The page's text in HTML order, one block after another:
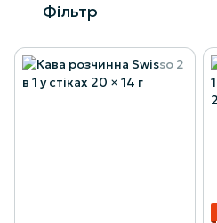
Фільтр